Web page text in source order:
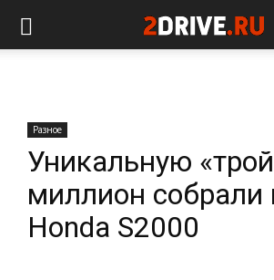
Разное
Уникальную
миллион собрали
Honda S2000